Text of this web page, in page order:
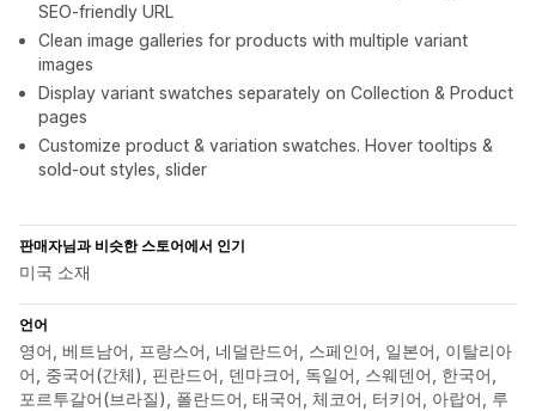
SEO-friendly URL
Clean image galleries for products with multiple variant
images
Display variant swatches separately on Collection & Product
pages
Customize product & variation swatches. Hover tooltips &
sold-out styles, slider
판매자님과 비슷한 스토어에서 인기
미국 소재
언어
영어, 베트남어, 프랑스어, 네덜란드어, 스페인어, 일본어, 이탈리아
어, 중국어(간체), 핀란드어, 덴마크어, 독일어, 스웨덴어, 한국어,
포르투갈어(브라질), 폴란드어, 태국어, 체코어, 터키어, 아랍어, 루